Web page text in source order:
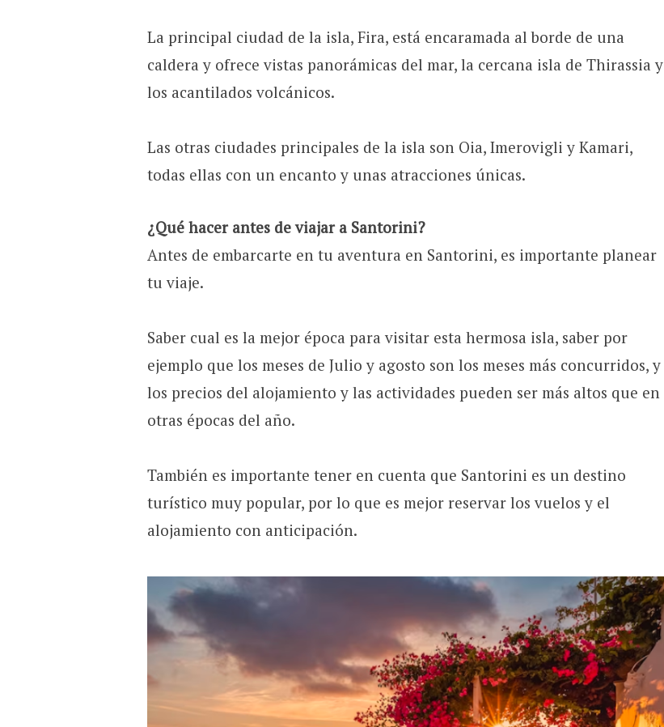
La principal ciudad de la isla, Fira, está encaramada al borde de una
caldera y ofrece vistas panorámicas del mar, la cercana isla de Thirassia y
los acantilados volcánicos.
Las otras ciudades principales de la isla son Oia, Imerovigli y Kamari,
todas ellas con un encanto y unas atracciones únicas.
¿Qué hacer antes de viajar a Santorini?
Antes de embarcarte en tu aventura en Santorini, es importante planear
tu viaje.
Saber cual es la mejor época para visitar esta hermosa isla, saber por
ejemplo que los meses de Julio y agosto son los meses más concurridos, y
los precios del alojamiento y las actividades pueden ser más altos que en
otras épocas del año.
También es importante tener en cuenta que Santorini es un destino
turístico muy popular, por lo que es mejor reservar los vuelos y el
alojamiento con anticipación.